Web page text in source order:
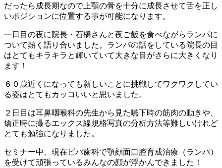
だったら成長期なので上顎の骨を十分に成長させて舌を正し
いポジションに位置する事が可能になります。
一日目の夜に院長・石橋さんと夜ご飯を食べながらランパに
ついて熱く語り合いました。ランパの話をしている院長の目
はとてもキラキラと輝いていて大きな目がさらに大きくなり
ます！
６０歳近くになっても新しいことに挑戦してワクワクしてい
る姿はとてもカッコいいと思いました。
２日目は耳鼻咽喉科の先生から見た嚥下時の筋肉の動きや、
矯正時に撮るエックス線規格写真の分析方法等難しいけれど
とても勉強になりました。
セミナー中、現在ビバ歯科で顎顔面口腔育成治療（ランパ）
を受けて頑張っているみんなの顔が浮かんできました！